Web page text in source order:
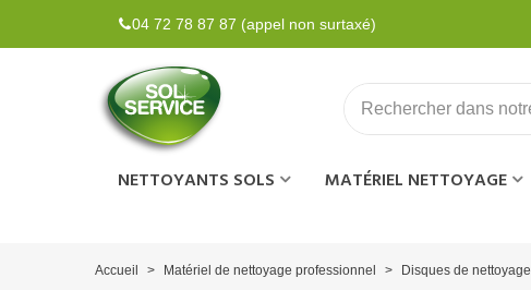
04 72 78 87 87 (appel non surtaxé)
NETTOYANTS SOLS MATÉRIEL NETTOYAGE
Accueil > Matériel de nettoyage professionnel > Disques de nettoyage